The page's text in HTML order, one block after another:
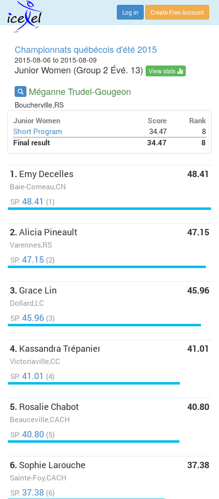
Log in Create Free Account
Championnats québécois d'été 2015
2015-08-06 to 2015-08-09
Junior Women (Group 2 Évé. 13) View stats
Méganne Trudel-Gougeon
Boucherville,RS
Junior Women Score
Rank
Short Program
34.47
8
Final result
34.47 8
1. Emy Decelles
Baie-Comeau,CN
48.41
SP: 48.41 (1)
2. Alicia Pineault
Varennes,RS
47.15
SP: 47.15 (2)
3. Grace Lin
Dollard,LC
45.96
SP: 45.96 (3)
4. Kassandra Trépanier
Victoriaville,CC
41.01
SP: 41.01 (4)
5. Rosalie Chabot
Beauceville,CACH
40.80
SP: 40.80 (5)
6. Sophie Larouche
Sainte-Foy,CACH
37.38
SP: 37.38 (6)